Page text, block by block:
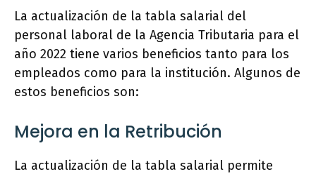
La actualización de la tabla salarial del
personal laboral de la Agencia Tributaria para el
año 2022 tiene varios beneficios tanto para los
empleados como para la institución. Algunos de
estos beneficios son:
Mejora en la Retribución
La actualización de la tabla salarial permite